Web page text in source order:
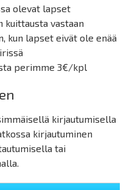
olevat lapset
kuittausta vastaan
kun lapset eivät ole enää
perimme 3€/kpl
kirjautumisella
kirjautuminen
tai